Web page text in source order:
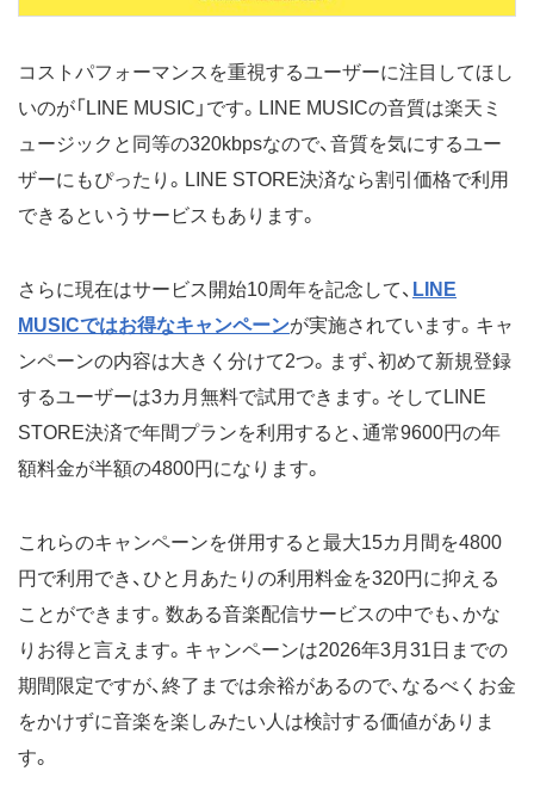
コストパフォーマンスを重視するユーザーに注目してほし
いのが「LINE MUSIC」です。LINE MUSICの音質は楽天ミ
ュージックと同等の320kbpsなので、音質を気にするユー
ザーにもぴったり。LINE STORE決済なら割引価格で利用
できるというサービスもあります。
さらに現在はサービス開始10周年を記念して、 LINE
MUSICではお得なキャンペーンが実施されています。キャ
ンペーンの内容は大きく分けて2つ。まず、初めて新規登録
するユーザーは3カ月無料で試用できます。そしてLINE
STORE決済で年間プランを利用すると、通常9600円の年
額料金が半額の4800円になります。
これらのキャンペーンを併用すると最大15カ月間を4800
円で利用でき、ひと月あたりの利用料金を320円に抑える
ことができます。数ある音楽配信サービスの中でも、かな
りお得と言えます。キャンペーンは2026年3月31日までの
期間限定ですが、終了までは余裕があるので、なるべくお金
をかけずに音楽を楽しみたい人は検討する価値がありま
す。